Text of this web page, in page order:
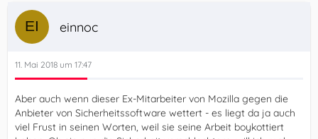
einnoc
11. Mai 2018 um 17:47
Aber auch wenn dieser Ex-Mitarbeiter von Mozilla gegen die
Anbieter von Sicherheitssoftware wettert - es liegt da ja auch
viel Frust in seinen Worten, weil sie seine Arbeit boykottiert